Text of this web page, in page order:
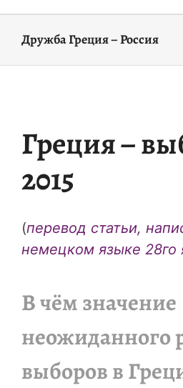
Дружба Греция – Россия
Греция –
2015
(перевод статьи,
немецком языке 28го
В чём значение
неожиданного
выборов в